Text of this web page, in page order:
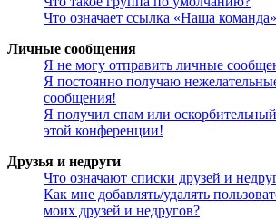
Что означает ссылка «Наша
Личные сообщения
Я не могу отправить личные
Я постоянно получаю
сообщения!
Я получил спам или
этой конференции!
Друзья и недруги
Что означают списки друзей и
Как мне добавлять/удалять
моих друзей и недругов?